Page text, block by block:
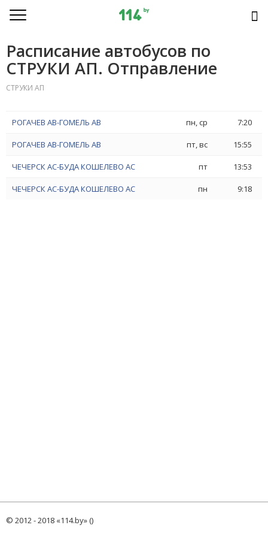
Расписание автобусов по
СТРУКИ АП. Отправление
СТРУКИ АП
РОГАЧЕВ АВ-ГОМЕЛЬ АВ пн, ср 7:20
РОГАЧЕВ АВ-ГОМЕЛЬ АВ пт, вс 15:55
ЧЕЧЕРСК АС-БУДА КОШЕЛЕВО АС пт 13:53
ЧЕЧЕРСК АС-БУДА КОШЕЛЕВО АС пн 9:18
© 2012 - 2018 «114.by» ()